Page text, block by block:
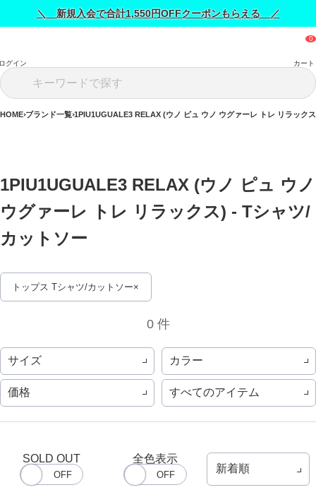
＼ 新規入会で合計1,550円OFFクーポンもらえる ／
グイン カート
HOME ブランド一覧 1PIU1UGUALE3 RELAX (ウノ ピュ ウノ ウグァーレ トレ リラック
1PIU1UGUALE3 RELAX (ウノ ピュ ウノ
ウグァーレ トレ リラックス) - Tシャツ/
カットソー
トップス Tシャツ/カットソー
0 件
サイズ カラー
価格 すべてのアイテム
SOLD OUT 全色表示